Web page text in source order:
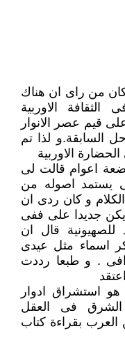
كان من راى ان هناك
الاوربية
قيم عصر الانوار
السابقة.و لذا تم
الاوربية
اعوام قالت لى
يستمد اصوله من
و كان ردى ان
يكن جديدا على ففى
قال ان
اسماء مثل عيدى
. و طبعا رددت
استشراق ادوار
الشرق فى العقل
العرب بقراءة كتاب